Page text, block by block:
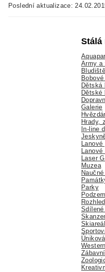
Poslední aktualizace:
Stálá
Army a
Bludiště
Dětská
Dětské
Galerie
Hrady,
In-line
Lanové
Lanové
Laser
Muzea
Parky